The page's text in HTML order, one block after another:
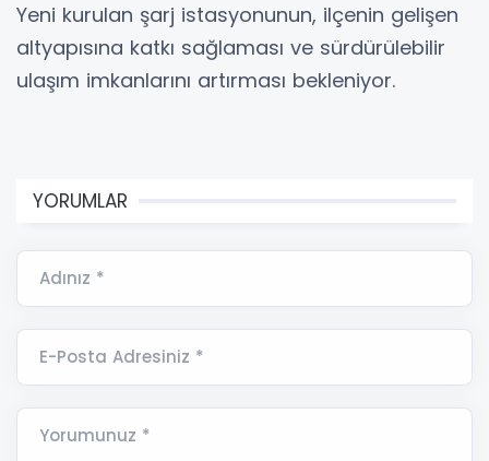
Yeni kurulan şarj istasyonunun, ilçenin gelişen
altyapısına katkı sağlaması ve sürdürülebilir
ulaşım imkanlarını artırması bekleniyor.
YORUMLAR
Adınız *
E-Posta Adresiniz *
Yorumunuz *